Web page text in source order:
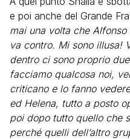
e poi anche del Grande
mai una volta che
va contro. Mi sono illusa!
dentro ci sono proprio
facciamo qualcosa noi,
criticano e lo fanno
ed Helena, tutto a posto
poi dopo tutto quello che
perché quelli dell’altro